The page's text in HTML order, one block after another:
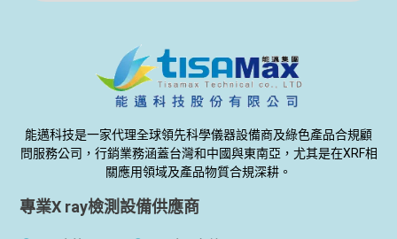
能邁科技是一家代理全球領先科學儀器設備商及綠色產品合規顧
問服務公司，行銷業務涵蓋台灣和中國與東南亞，尤其是在XRF相
關應用領域及產品物質合規深耕。
專業X ray檢測設備供應商